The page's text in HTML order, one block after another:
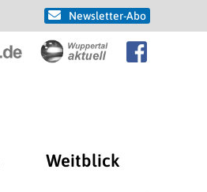
Newsletter-Abo
Weitblick